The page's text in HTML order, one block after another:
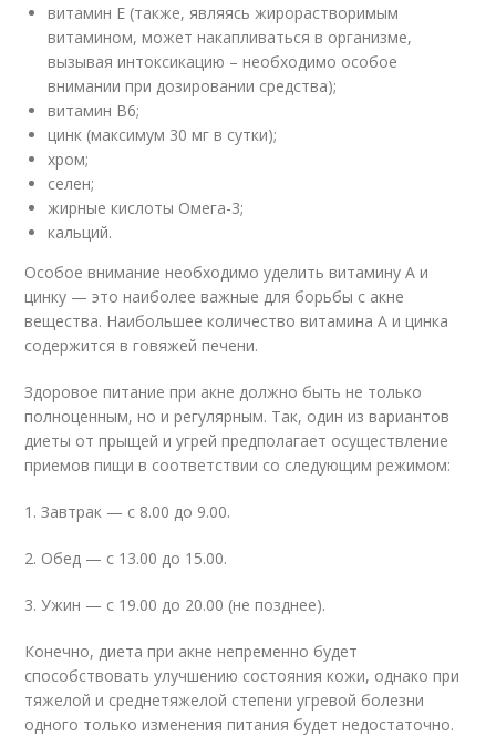
витамин Е (также, являясь жирорастворимым
витамином, может накапливаться в организме,
вызывая интоксикацию – необходимо особое
внимании при дозировании средства);
витамин В6;
цинк (максимум 30 мг в сутки);
хром;
селен;
жирные кислоты Омега-3;
кальций.
Особое внимание необходимо уделить витамину А и
цинку — это наиболее важные для борьбы с акне
вещества. Наибольшее количество витамина А и цинка
содержится в говяжей печени.
Здоровое питание при акне должно быть не только
полноценным, но и регулярным. Так, один из вариантов
диеты от прыщей и угрей предполагает осуществление
приемов пищи в соответствии со следующим режимом:
1. Завтрак — с 8.00 до 9.00.
2. Обед — с 13.00 до 15.00.
3. Ужин — с 19.00 до 20.00 (не позднее).
Конечно, диета при акне непременно будет
способствовать улучшению состояния кожи, однако при
тяжелой и среднетяжелой степени угревой болезни
одного только изменения питания будет недостаточно.